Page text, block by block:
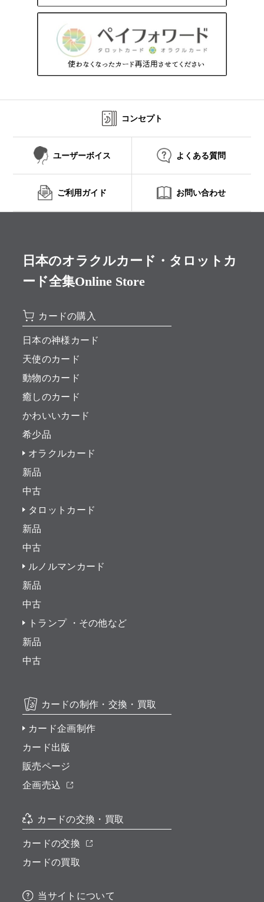
コンセプト
ユーザーボイス よくある質問
ご利用ガイド お問い合わせ
日本のオラクルカード・タロットカ
ード全集Online Store
カードの購入
日本の神様カード
天使のカード
動物のカード
癒しのカード
かわいいカード
希少品
オラクルカード
新品
中古
タロットカード
新品
中古
ルノルマンカード
新品
中古
トランプ ・その他など
新品
中古
カードの制作・交換・買取
カード企画制作
カード出版
販売ページ
企画売込
カードの交換・買取
カードの交換
カードの買取
当サイトについて